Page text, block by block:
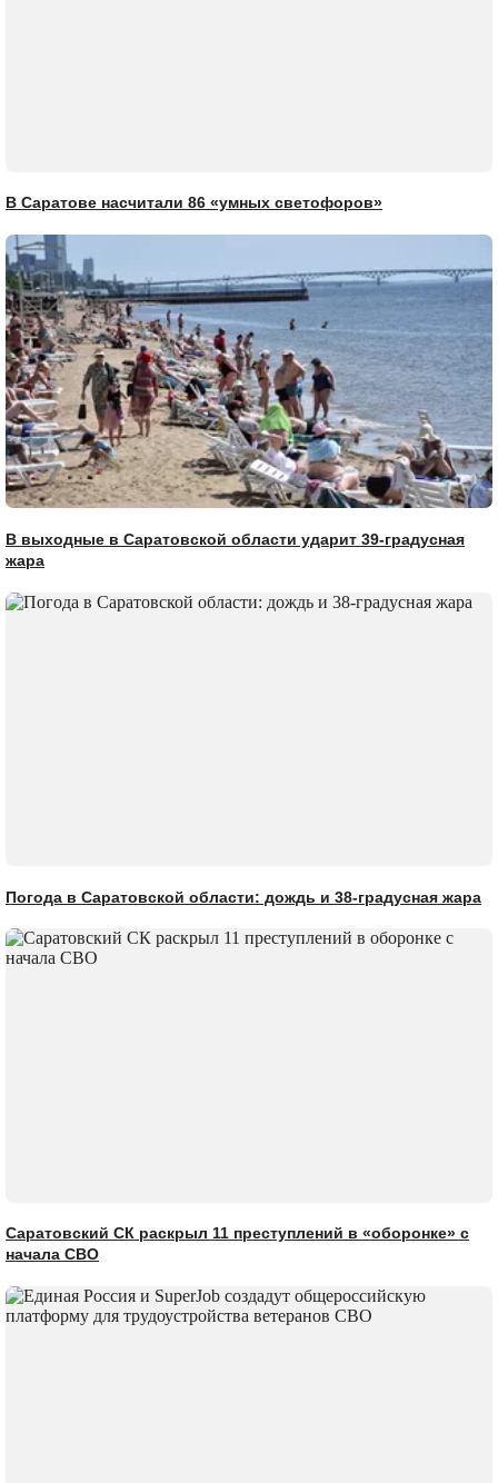
В Саратове насчитали 86 «умных светофоров»
В выходные в Саратовской области ударит 39-градусная
жара
Погода в Саратовской области: дождь и 38-градусная жара
Саратовский СК раскрыл 11 преступлений в «оборонке» с
начала СВО